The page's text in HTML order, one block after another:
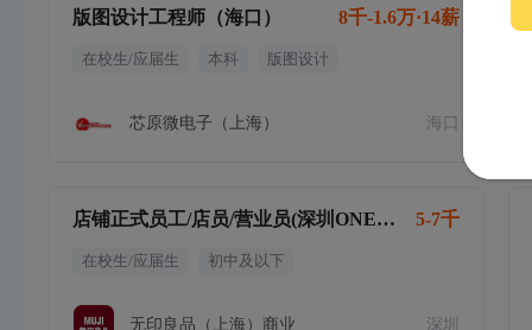
版图设计工程师（海口） 8千-1.6万·14薪
在校生/应届生 本科 版图设计
芯原微电子（上海） 海口
店铺正式员工/店员/营业员(深圳ONE AVENUE) 5-7千
在校生/应届生 初中及以下
无印良品（上海）商业 深圳